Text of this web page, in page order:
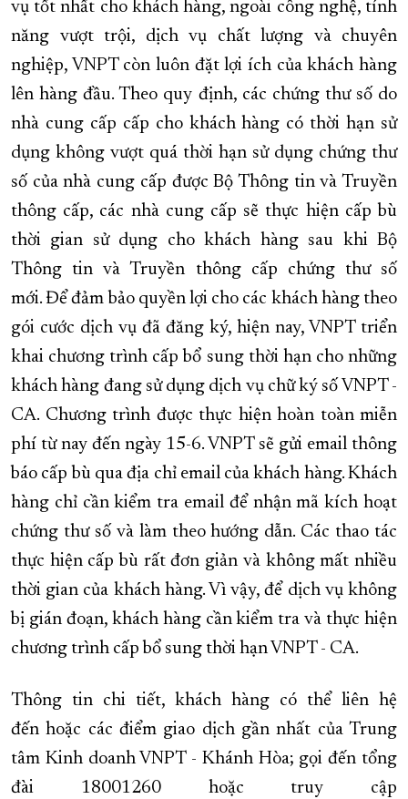
vụ tốt nhất cho khách hàng, ngoài công nghệ, tính
năng vượt trội, dịch vụ chất lượng và chuyên
nghiệp, VNPT còn luôn đặt lợi ích của khách hàng
lên hàng đầu. Theo quy định, các chứng thư số do
nhà cung cấp cấp cho khách hàng có thời hạn sử
dụng không vượt quá thời hạn sử dụng chứng thư
số của nhà cung cấp được Bộ Thông tin và Truyền
thông cấp, các nhà cung cấp sẽ thực hiện cấp bù
thời gian sử dụng cho khách hàng sau khi Bộ
Thông tin và Truyền thông cấp chứng thư số
mới. Để đảm bảo quyền lợi cho các khách hàng theo
gói cước dịch vụ đã đăng ký, hiện nay, VNPT triển
khai chương trình cấp bổ sung thời hạn cho những
khách hàng đang sử dụng dịch vụ chữ ký số VNPT -
CA. Chương trình được thực hiện hoàn toàn miễn
phí từ nay đến ngày 15-6. VNPT sẽ gửi email thông
báo cấp bù qua địa chỉ email của khách hàng. Khách
hàng chỉ cần kiểm tra email để nhận mã kích hoạt
chứng thư số và làm theo hướng dẫn. Các thao tác
thực hiện cấp bù rất đơn giản và không mất nhiều
thời gian của khách hàng. Vì vậy, để dịch vụ không
bị gián đoạn, khách hàng cần kiểm tra và thực hiện
chương trình cấp bổ sung thời hạn VNPT - CA.
Thông tin chi tiết, khách hàng có thể liên hệ
đến hoặc các điểm giao dịch gần nhất của Trung
tâm Kinh doanh VNPT - Khánh Hòa; gọi đến tổng
đài 18001260 hoặc truy cập